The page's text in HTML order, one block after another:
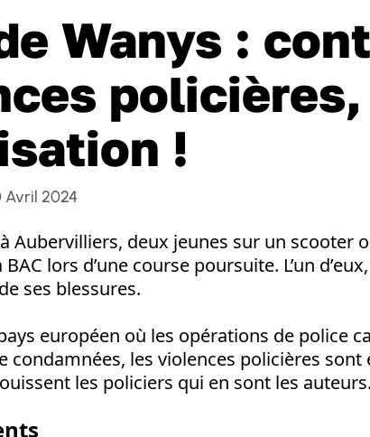
Wanys :
policières,
!
Avril 2024
Aubervilliers, deux jeunes sur un scooter
lors d’une course poursuite. L’un
ses blessures.
européen où les opérations de police
condamnées, les violences policières
les policiers qui en sont les auteurs.